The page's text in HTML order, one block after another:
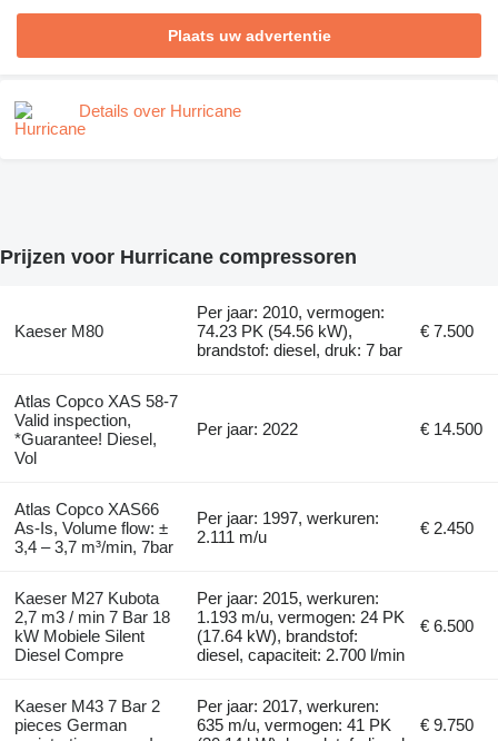
Plaats uw advertentie
Details over Hurricane
Prijzen voor Hurricane compressoren
Kaeser M80
Per jaar: 2010, vermogen:
74.23 PK (54.56 kW),
brandstof: diesel, druk: 7 bar
€ 7.500
Atlas Copco XAS 58-7
Valid inspection,
*Guarantee! Diesel,
Vol
Per jaar: 2022 € 14.500
Atlas Copco XAS66
As-Is, Volume flow: ±
3,4 – 3,7 m³/min, 7bar
Per jaar: 1997, werkuren:
2.111 m/u
€ 2.450
Kaeser M27 Kubota
2,7 m3 / min 7 Bar 18
kW Mobiele Silent
Diesel Compre
Per jaar: 2015, werkuren:
1.193 m/u, vermogen: 24 PK
(17.64 kW), brandstof:
diesel, capaciteit: 2.700 l/min
€ 6.500
Kaeser M43 7 Bar 2
pieces German
Per jaar: 2017, werkuren:
635 m/u, vermogen: 41 PK
€ 9.750